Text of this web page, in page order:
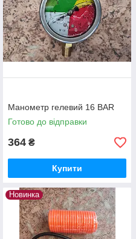
Манометр гелевий 16 BAR
Готово до відправки
364 ₴
Купити
Новинка